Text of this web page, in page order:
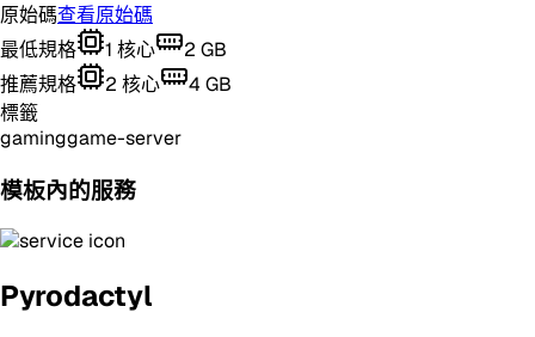
原始碼查看原始碼
最低規格
1 核心 2 GB
推薦規格
2 核心 4 GB
標籤
gaminggame-server
模板內的服務
Pyrodactyl